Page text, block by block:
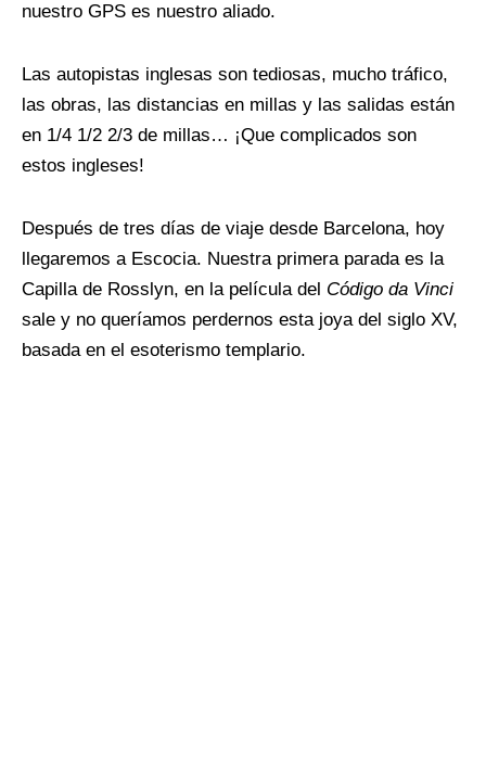
nuestro GPS es nuestro aliado.
Las autopistas inglesas son tediosas, mucho tráfico,
las obras, las distancias en millas y las salidas están
en 1/4 1/2 2/3 de millas… ¡Que complicados son
estos ingleses!
Después de tres días de viaje desde Barcelona, hoy
llegaremos a Escocia. Nuestra primera parada es la
Capilla de Rosslyn, en la película del Código da Vinci
sale y no queríamos perdernos esta joya del siglo XV,
basada en el esoterismo templario.